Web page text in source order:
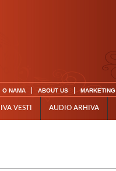
O NAMA ABOUT US MARKETING
VESTI AUDIO ARHIVA